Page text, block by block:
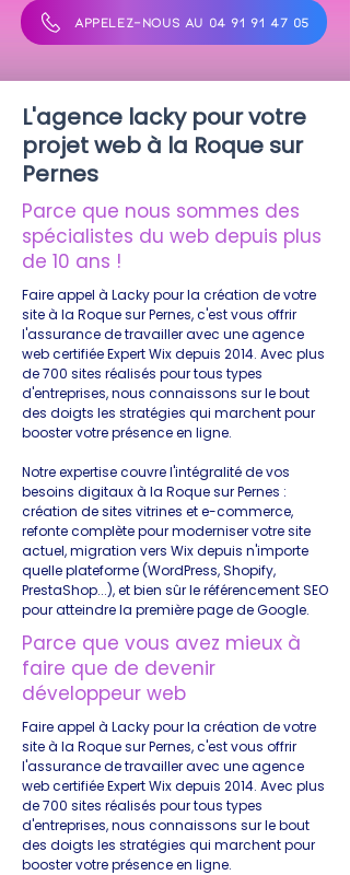
APPELEZ-NOUS AU 04 91 91 47 05
L'agence lacky pour votre
projet web à la Roque sur
Pernes
Parce que nous sommes des
spécialistes du web depuis plus
de 10 ans !
Faire appel à Lacky pour la création de votre
site à la Roque sur Pernes, c'est vous offrir
l'assurance de travailler avec une agence
web certifiée Expert Wix depuis 2014. Avec plus
de 700 sites réalisés pour tous types
d'entreprises, nous connaissons sur le bout
des doigts les stratégies qui marchent pour
booster votre présence en ligne.
Notre expertise couvre l'intégralité de vos
besoins digitaux à la Roque sur Pernes :
création de sites vitrines et e-commerce,
refonte complète pour moderniser votre site
actuel, migration vers Wix depuis n'importe
quelle plateforme (WordPress, Shopify,
PrestaShop...), et bien sûr le référencement SEO
pour atteindre la première page de Google.
Parce que vous avez mieux à
faire que de devenir
développeur web
Faire appel à Lacky pour la création de votre
site à la Roque sur Pernes, c'est vous offrir
l'assurance de travailler avec une agence
web certifiée Expert Wix depuis 2014. Avec plus
de 700 sites réalisés pour tous types
d'entreprises, nous connaissons sur le bout
des doigts les stratégies qui marchent pour
booster votre présence en ligne.